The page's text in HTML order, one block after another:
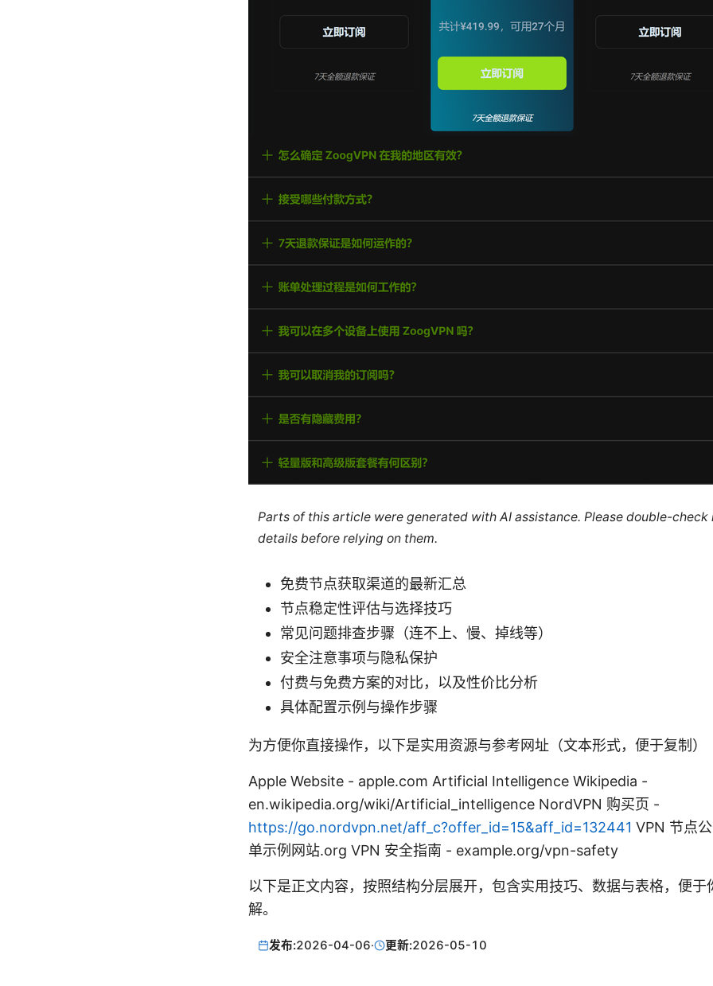
Parts of this article were generated with AI assistance. Please double-
details before relying on them.
免费节点获取渠道的最新汇总
节点稳定性评估与选择技巧
常见问题排查步骤（连不上、慢、掉线等）
安全注意事项与隐私保护
付费与免费方案的对比，以及性价比分析
具体配置示例与操作步骤
为方便你直接操作，以下是实用资源与参考网址（文本形式，便于复制）
Apple Website - apple.com Artificial Intelligence Wikipedia -
en.wikipedia.org/wiki/Artificial_intelligence NordVPN 购买页 -
https://go.nordvpn.net/aff_c?offer_id=15&aff_id=132441 VPN 节点
单示例网站.org VPN 安全指南 - example.org/vpn-safety
以下是正文内容，按照结构分层展开，包含实用技巧、数据与表格，便于
解。
发布:2026-04-06· 更新:2026-05-10